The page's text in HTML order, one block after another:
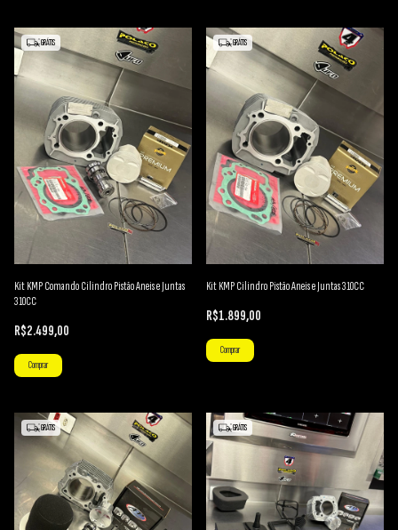
GRÁTIS
Kit KMP Comando Cilindro Pistão Aneis e Juntas
310CC
R$2.499,00
GRÁTIS
Kit KMP Cilindro Pistão Aneis e Juntas 310CC
R$1.899,00
GRÁTIS GRÁTIS